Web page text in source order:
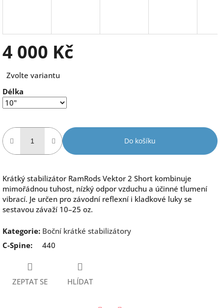
4 000 Kč
cena:
Zvolte variantu
Délka
Do košíku
Krátký stabilizátor RamRods Vektor 2 Short kombinuje
mimořádnou tuhost, nízký odpor vzduchu a účinné tlumení
vibrací. Je určen pro závodní reflexní i kladkové luky se
sestavou závaží 10–25 oz.
Kategorie: Boční krátké stabilizátory
C-Spine: 440
ZEPTAT SE HLÍDAT